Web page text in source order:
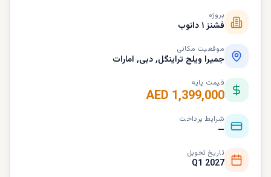
پروژه
فشنز ۱ دانوب
موقعیت مکانی
جمیرا ویلج تراینگل, دبی, امارات
قیمت پایه
AED 1,399,000
شرایط پرداخت
—
تاریخ تحویل
Q1 2027